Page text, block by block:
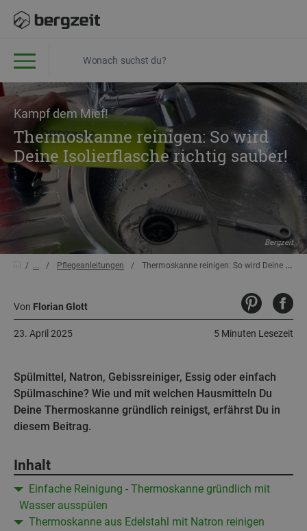
Kampf dem Mief!
Thermoskanne reinigen: So wird
Deine Isolierflasche richtig sauber!
Bergzeit
... Pflegeanleitungen Thermoskanne reinigen: So wird Deine Isolierflasche richtig sauber!
Von Florian Glott
5 Minuten Lesezeit
23. April 2025
Spülmittel, Natron, Gebissreiniger, Essig oder einfach
Spülmaschine? Wie und mit welchen Hausmitteln Du
Deine Thermoskanne gründlich reinigst, erfährst Du in
diesem Beitrag.
Inhalt
Einfache Reinigung - Thermoskanne gründlich mit
Wasser ausspülen
Thermoskanne aus Edelstahl mit Natron reinigen